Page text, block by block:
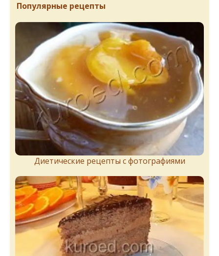
Популярные рецепты
Диетические рецепты с фотографиями